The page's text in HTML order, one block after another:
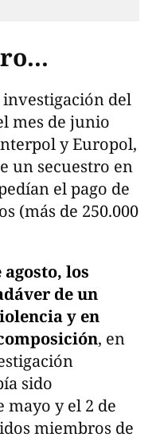
del
mes de junio
y Europol,
un secuestro en
el pago de
(más de 250.000
agosto, los
de un
y en
, en
sido
mayo y el 2 de
miembros de